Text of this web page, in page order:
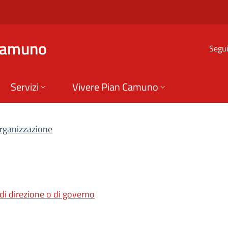
Servizi Vivere Pian Camuno
direzione o di governo